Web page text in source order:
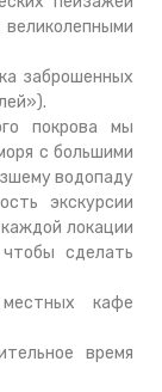
заброшенных
покрова мы
с большими
водопаду
экскурсии
локации
сделать
кафе
время